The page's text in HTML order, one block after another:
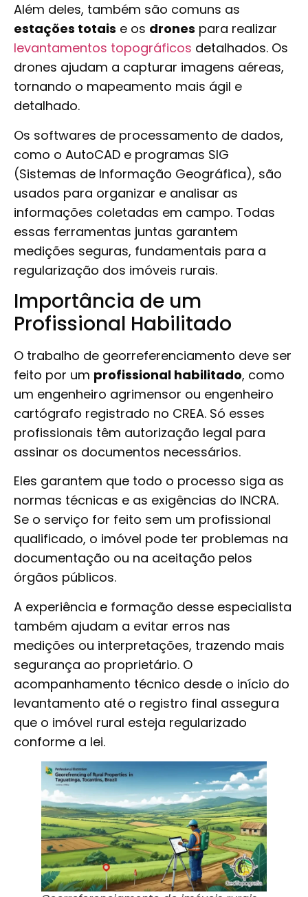
Além deles, também são comuns as
estações totais e os drones para realizar
levantamentos topográficos detalhados. Os
drones ajudam a capturar imagens aéreas,
tornando o mapeamento mais ágil e
detalhado.
Os softwares de processamento de dados,
como o AutoCAD e programas SIG
(Sistemas de Informação Geográfica), são
usados para organizar e analisar as
informações coletadas em campo. Todas
essas ferramentas juntas garantem
medições seguras, fundamentais para a
regularização dos imóveis rurais.
Importância de um
Profissional Habilitado
O trabalho de georreferenciamento deve ser
feito por um profissional habilitado, como
um engenheiro agrimensor ou engenheiro
cartógrafo registrado no CREA. Só esses
profissionais têm autorização legal para
assinar os documentos necessários.
Eles garantem que todo o processo siga as
normas técnicas e as exigências do INCRA.
Se o serviço for feito sem um profissional
qualificado, o imóvel pode ter problemas na
documentação ou na aceitação pelos
órgãos públicos.
A experiência e formação desse especialista
também ajudam a evitar erros nas
medições ou interpretações, trazendo mais
segurança ao proprietário. O
acompanhamento técnico desde o início do
levantamento até o registro final assegura
que o imóvel rural esteja regularizado
conforme a lei.